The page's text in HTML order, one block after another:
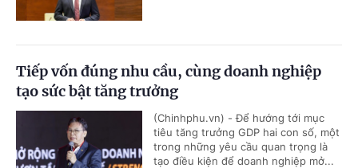
Tiếp vốn đúng nhu cầu, cùng doanh nghiệp
tạo sức bật tăng trưởng
(Chinhphu.vn) - Để hướng tới mục
tiêu tăng trưởng GDP hai con số, một
trong những yêu cầu quan trọng là
tạo điều kiện để doanh nghiệp mở...